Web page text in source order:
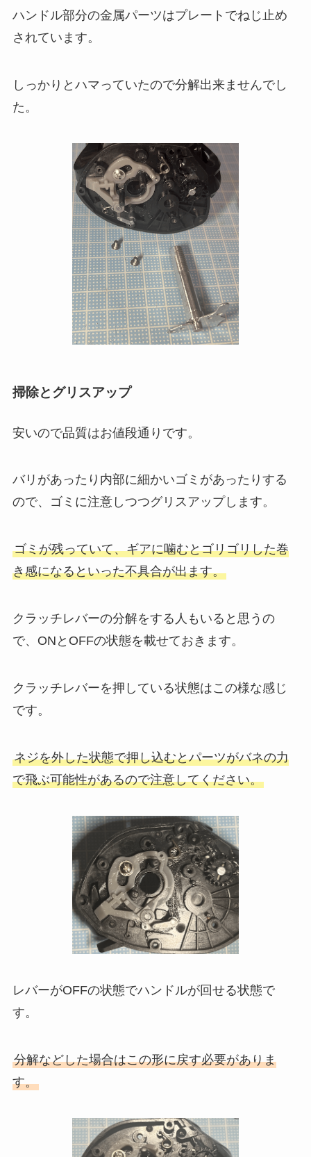
ハンドル部分の金属パーツはプレートでねじ止め
されています。
しっかりとハマっていたので分解出来ませんでし
た。
掃除とグリスアップ
安いので品質はお値段通りです。
バリがあったり内部に細かいゴミがあったりする
ので、ゴミに注意しつつグリスアップします。
ゴミが残っていて、ギアに噛むとゴリゴリした巻
き感になるといった不具合が出ます。
クラッチレバーの分解をする人もいると思うの
で、ONとOFFの状態を載せておきます。
クラッチレバーを押している状態はこの様な感じ
です。
ネジを外した状態で押し込むとパーツがバネの力
で飛ぶ可能性があるので注意してください。
レバーがOFFの状態でハンドルが回せる状態で
す。
分解などした場合はこの形に戻す必要がありま
す。